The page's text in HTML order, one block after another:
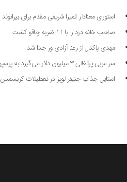
استوری معنادار المیرا شریفی مقدم برای بیرانوند
صاحب خانه دزد را با 11 ضربه چاقو کشت
مهدی پاکدل از رعنا آزادی ور جدا شد
سر مربی پرتغالی ۳ میلیون دلار می‌گیرد به پرسپولیس می‌آید
استایل جذاب جنیفر لوپز در تعطیلات کریسمس